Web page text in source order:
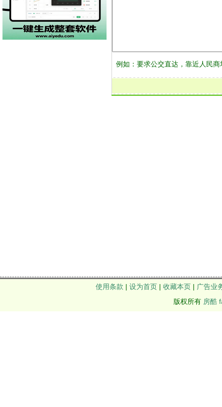
例如：要求公交直达，靠近人民商
使用条款 | 设为首页 | 收藏本页 | 广告业
版权所有 房酷